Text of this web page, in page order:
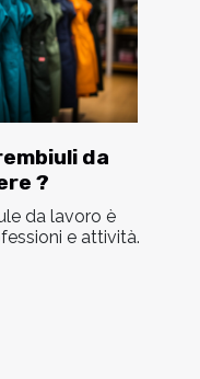
da
?
da lavoro è
e attività.